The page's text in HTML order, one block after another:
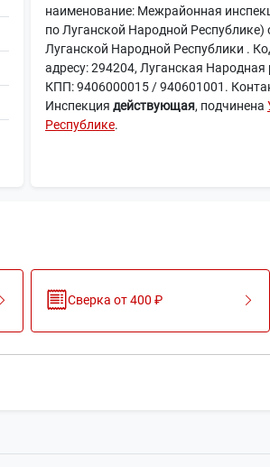
наименование: Межрайонная
по Луганской Народной
Луганской Народной Республики .
адресу: 294204, Луганская
КПП: 9406000015 / 940601001.
Инспекция действующая, подчинена
Республике.
Сверка от 400 ₽